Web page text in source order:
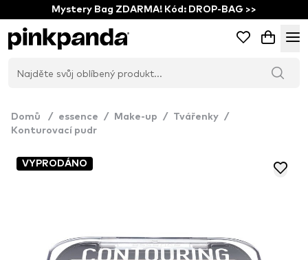
Mystery Bag ZDARMA! Kód: DROP-BAG >>
Domů / essence / Make-up / Tvářenky /
Konturovací pudr
VYPRODÁNO